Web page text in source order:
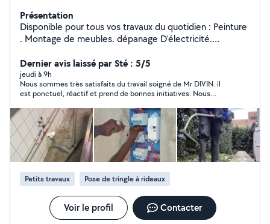
Présentation
Disponible pour tous vos travaux du quotidien : Peinture
. Montage de meubles. dépanage D'électricité.
de cloison. Réaménagement intérieur et exterieur. .
Jardinage. Avec un travail soigné ; fiable et créatif je
reste à votre disposition, n'hésitez pas à me contacter .
Dernier avis laissé par Sté : 5/5
jeudi à 9h
Nous sommes très satisfaits du travail soigné de Mr DIVIN. il
est ponctuel, réactif et prend de bonnes initiatives. Nous
Petits travaux Pose de tringle à rideaux
Voir le profil Contacter